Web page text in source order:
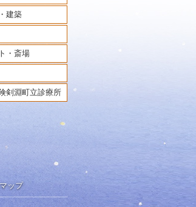
建築
・斎場
剣淵町立診療所
ップ